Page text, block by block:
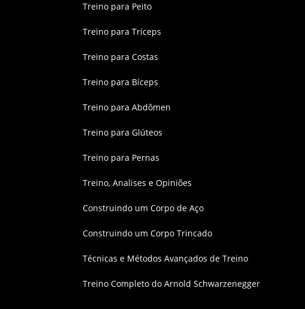
Treino para Peito
Treino para Tríceps
Treino para Costas
Treino para Bíceps
Treino para Abdômen
Treino para Glúteos
Treino para Pernas
Treino, Analises e Opiniões
Construindo um Corpo de Aço
Construindo um Corpo Trincado
Técnicas e Métodos Avançados de Treino
Treino Completo do Arnold Schwarzenegger